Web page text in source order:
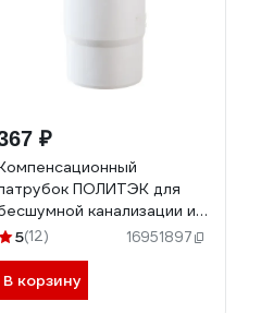
₽
ПОЛИТЭК для
канализации из
диаметр 110
5(12) 16951897
В корзину